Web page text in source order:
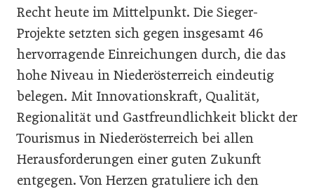
Recht heute im Mittelpunkt. Die Sieger-
Projekte setzten sich gegen insgesamt 46
hervorragende Einreichungen durch, die das
hohe Niveau in Niederösterreich eindeutig
belegen. Mit Innovationskraft, Qualität,
Regionalität und Gastfreundlichkeit blickt der
Tourismus in Niederösterreich bei allen
Herausforderungen einer guten Zukunft
entgegen. Von Herzen gratuliere ich den